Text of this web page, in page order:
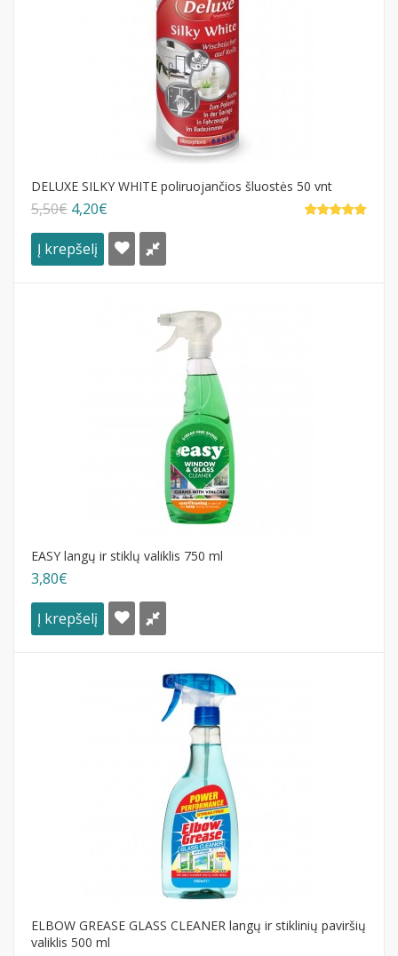
DELUXE SILKY WHITE poliruojančios šluostės 50 vnt
5,50€ 4,20€
Į krepšelį
EASY langų ir stiklų valiklis 750 ml
3,80€
Į krepšelį
ELBOW GREASE GLASS CLEANER langų ir stiklinių paviršių
valiklis 500 ml